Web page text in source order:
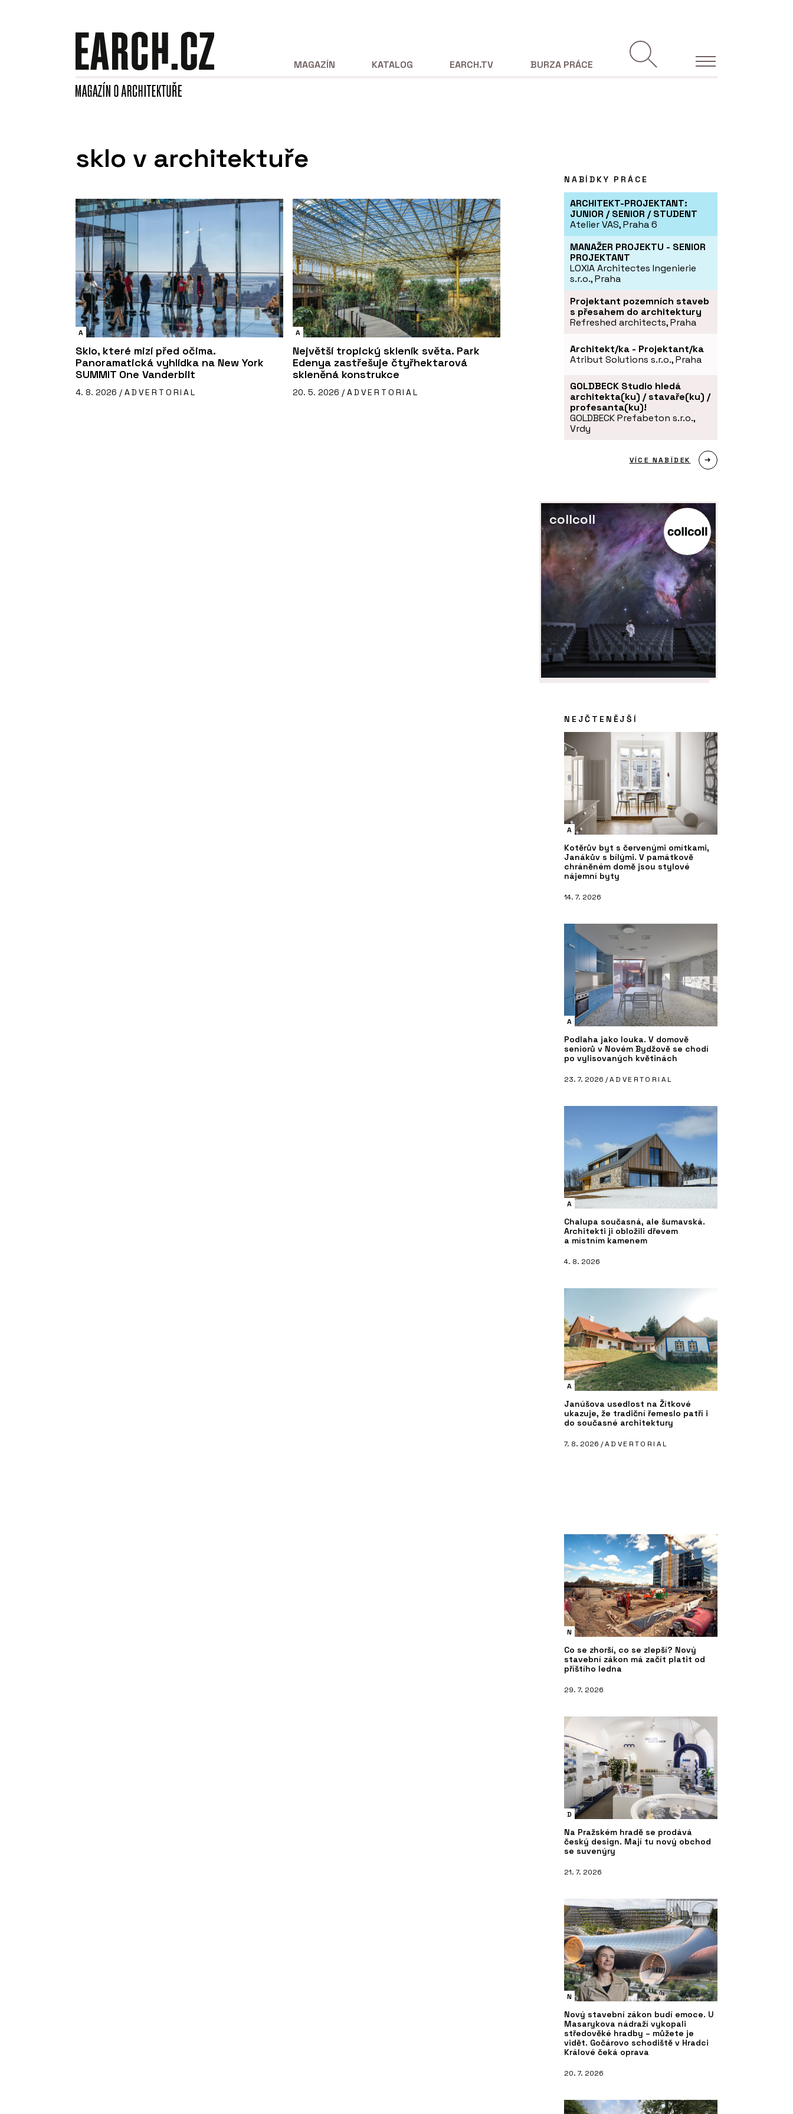
MAGAZÍN KATALOG EARCH.TV BURZA PRÁCE
sklo v architektuře
A
Sklo, které mizí před očima.
Panoramatická vyhlídka na New York
SUMMIT One Vanderbilt
4. 8. 2026 / ADVERTORIAL
A
Největší tropický skleník světa. Park
Edenya zastřešuje čtyřhektarová
skleněná konstrukce
20. 5. 2026 / ADVERTORIAL
NABÍDKY PRÁCE
ARCHITEKT-PROJEKTANT:
JUNIOR / SENIOR / STUDENT
Atelier VAS, Praha 6
MANAŽER PROJEKTU - SENIOR
PROJEKTANT
LOXIA Architectes Ingenierie
s.r.o., Praha
Projektant pozemních staveb
s přesahem do architektury
Refreshed architects, Praha
Architekt/ka - Projektant/ka
Atribut Solutions s.r.o., Praha
GOLDBECK Studio hledá
architekta(ku) / stavaře(ku) /
profesanta(ku)!
GOLDBECK Prefabeton s.r.o.,
Vrdy
VÍCE NABÍDEK
collcoll
NEJČTENĚJŠÍ
A
Kotěrův byt s červenými omítkami,
Janákův s bílými. V památkově
chráněném domě jsou stylové
nájemní byty
14. 7. 2026
A
Podlaha jako louka. V domově
seniorů v Novém Bydžově se chodí
po vylisovaných květinách
23. 7. 2026 /ADVERTORIAL
A
Chalupa současná, ale šumavská.
Architekti ji obložili dřevem
a místním kamenem
4. 8. 2026
A
Janúšova usedlost na Žítkové
ukazuje, že tradiční řemeslo patří i
do současné architektury
7. 8. 2026 /ADVERTORIAL
N
Co se zhorší, co se zlepší? Nový
stavební zákon má začít platit od
příštího ledna
29. 7. 2026
D
Na Pražském hradě se prodává
český design. Mají tu nový obchod
se suvenýry
21. 7. 2026
N
Nový stavební zákon budí emoce. U
Masarykova nádraží vykopali
středověké hradby – můžete je
vidět. Gočárovo schodiště v Hradci
Králové čeká oprava
20. 7. 2026